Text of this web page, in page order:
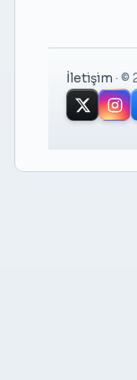
İletişim ·©